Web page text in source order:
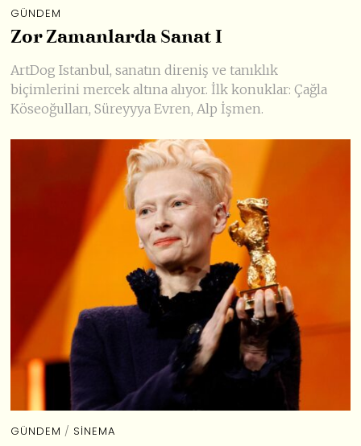
GÜNDEM
Zor Zamanlarda Sanat I
ArtDog Istanbul, sanatın direniş ve tanıklık
biçimlerini mercek altına alıyor. İlk konuklar: Çağla
Köseoğulları, Süreyyya Evren, Alp İşmen.
GÜNDEM / SINEMA